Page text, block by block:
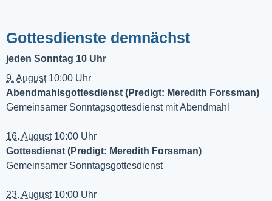
Gottesdienste demnächst
jeden Sonntag 10 Uhr
9. August10:00 Uhr
Abendmahlsgottesdienst (Predigt: Meredith Forssman)
Gemeinsamer Sonntagsgottesdienst mit Abendmahl
16. August10:00 Uhr
Gottesdienst (Predigt: Meredith Forssman)
Gemeinsamer Sonntagsgottesdienst
23. August10:00 Uhr